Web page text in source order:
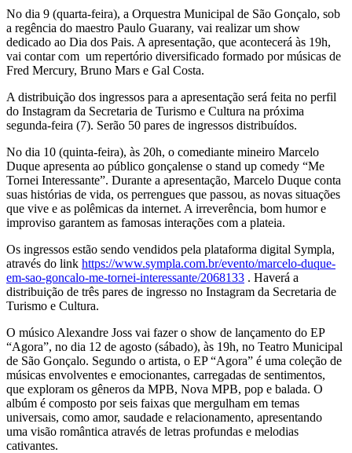
No dia 9 (quarta-feira), a Orquestra Municipal de São Gonçalo, sob
a regência do maestro Paulo Guarany, vai realizar um show
dedicado ao Dia dos Pais. A apresentação, que acontecerá às 19h,
vai contar com um repertório diversificado formado por músicas de
Fred Mercury, Bruno Mars e Gal Costa.
A distribuição dos ingressos para a apresentação será feita no perfil
do Instagram da Secretaria de Turismo e Cultura na próxima
segunda-feira (7). Serão 50 pares de ingressos distribuídos.
No dia 10 (quinta-feira), às 20h, o comediante mineiro Marcelo
Duque apresenta ao público gonçalense o stand up comedy “Me
Tornei Interessante”. Durante a apresentação, Marcelo Duque conta
suas histórias de vida, os perrengues que passou, as novas situações
que vive e as polêmicas da internet. A irreverência, bom humor e
improviso garantem as famosas interações com a plateia.
Os ingressos estão sendo vendidos pela plataforma digital Sympla,
através do link https://www.sympla.com.br/evento/marcelo-duque-
em-sao-goncalo-me-tornei-interessante/2068133 . Haverá a
distribuição de três pares de ingresso no Instagram da Secretaria de
Turismo e Cultura.
O músico Alexandre Joss vai fazer o show de lançamento do EP
“Agora”, no dia 12 de agosto (sábado), às 19h, no Teatro Municipal
de São Gonçalo. Segundo o artista, o EP “Agora” é uma coleção de
músicas envolventes e emocionantes, carregadas de sentimentos,
que exploram os gêneros da MPB, Nova MPB, pop e balada. O
albúm é composto por seis faixas que mergulham em temas
universais, como amor, saudade e relacionamento, apresentando
uma visão romântica através de letras profundas e melodias
cativantes.